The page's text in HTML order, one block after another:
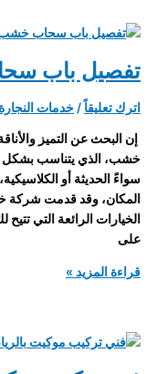
بالرياض
تفصيل باب
اترك تعليقاً /خدمات النجارة
إن البحث عن التميز
خشب، الذي يتناسب بشكل
سواءً الحديثة أو
المكان، وقد قدمت شركة
الخيارات الرائعة التي
على
تفصيل
خشب
قراءة المزيد »